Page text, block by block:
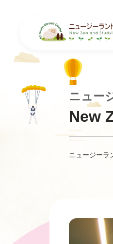
New
ニュー
ニュージーラ